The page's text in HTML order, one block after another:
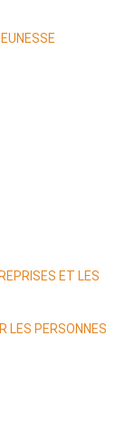
ET LES
LES PERSONNES